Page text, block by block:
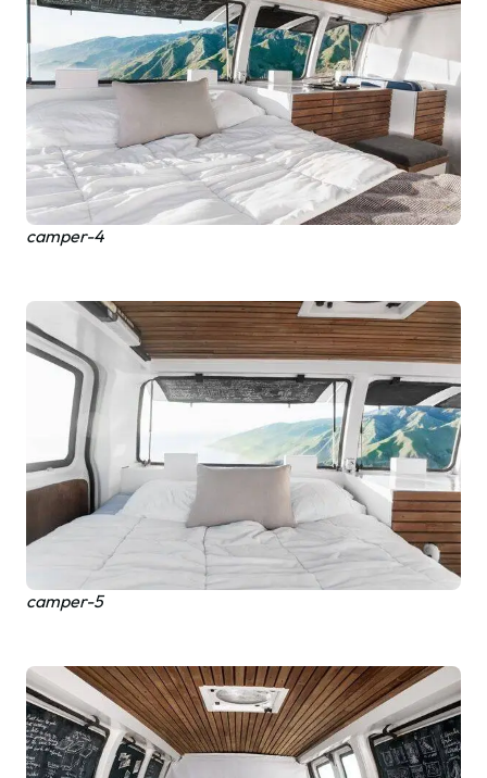
camper-4
camper-5